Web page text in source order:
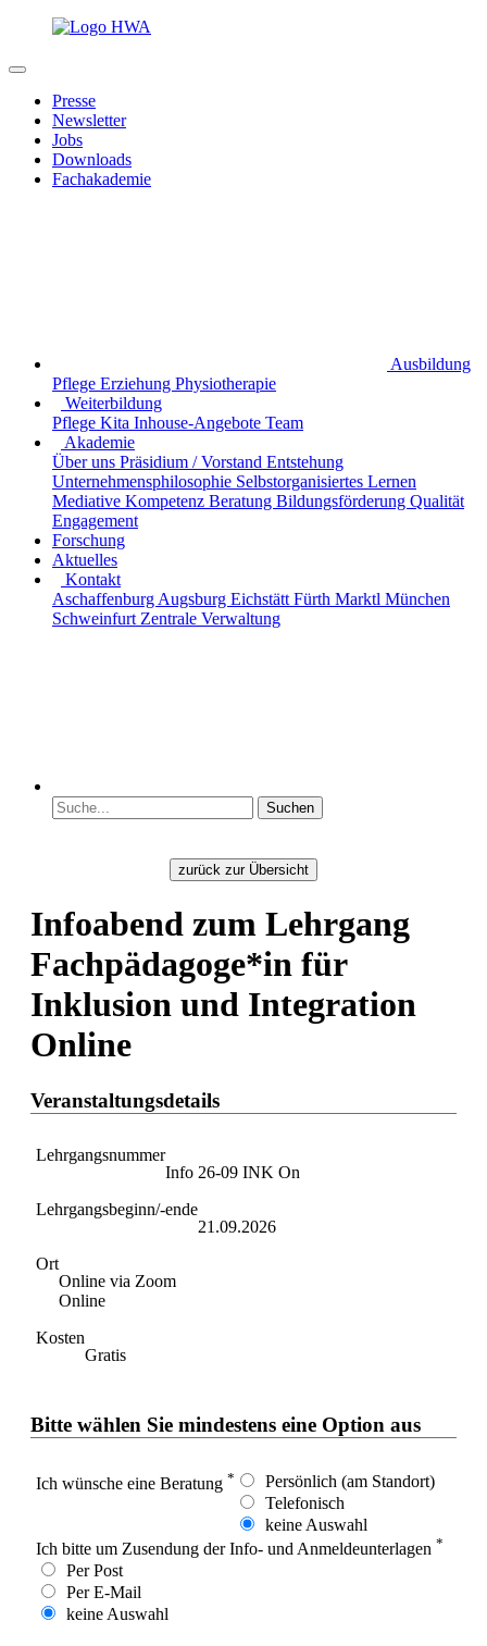
Presse
Newsletter
Jobs
Downloads
Fachakademie
Ausbildung
Pflege Erziehung Physiotherapie
Weiterbildung
Pflege Kita Inhouse-Angebote Team
Akademie
Über uns Präsidium / Vorstand Entstehung
Unternehmensphilosophie Selbstorganisiertes Lernen
Mediative Kompetenz Beratung Bildungsförderung Qualität
Engagement
Forschung
Aktuelles
Kontakt
Aschaffenburg Augsburg Eichstätt Fürth Marktl München
Schweinfurt Zentrale Verwaltung
zurück zur Übersicht
Infoabend zum Lehrgang
Fachpädagoge*in für
Inklusion und Integration
Online
Veranstaltungsdetails
Lehrgangsnummer
Info 26-09 INK On
Lehrgangsbeginn/-ende
21.09.2026
Ort
Online via Zoom
Online
Kosten
Gratis
Bitte wählen Sie mindestens eine Option aus
Ich wünsche eine Beratung *
Persönlich (am Standort)
Telefonisch
keine Auswahl
Ich bitte um Zusendung der Info- und Anmeldeunterlagen *
Per Post
Per E-Mail
keine Auswahl